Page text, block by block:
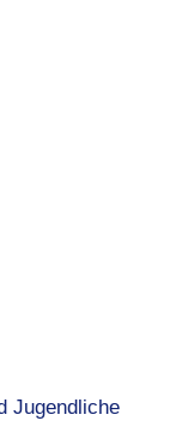
Jugendliche